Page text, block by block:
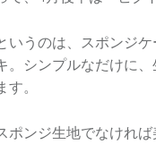
いうのは、スポンジ
。シンプルなだけに
。
ポンジ生地でなけれ